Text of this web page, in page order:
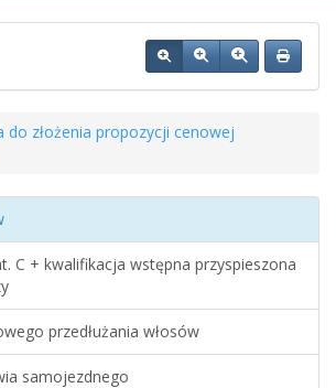
do złożenia propozycji cenowej
C + kwalifikacja wstępna przyspieszona
przedłużania włosów
samojezdnego